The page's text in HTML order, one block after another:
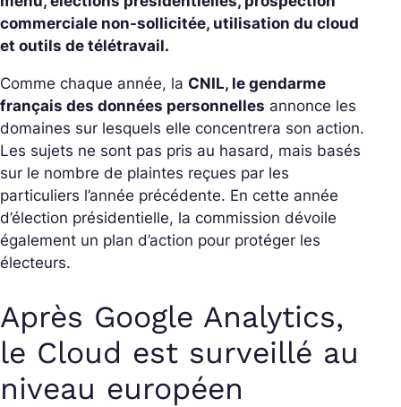
commerciale non-sollicitée, utilisation du cloud
et outils de télétravail.
Comme chaque année, la CNIL, le gendarme
français des données personnelles annonce les
domaines sur lesquels elle concentrera son action.
Les sujets ne sont pas pris au hasard, mais basés
sur le nombre de plaintes reçues par les
particuliers l’année précédente. En cette année
d’élection présidentielle, la commission dévoile
également un plan d’action pour protéger les
électeurs.
Après Google Analytics,
le Cloud est surveillé au
niveau européen